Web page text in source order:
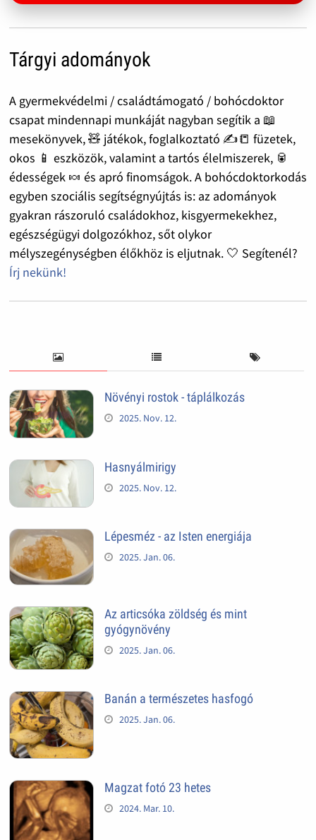
Tárgyi adományok
A gyermekvédelmi / családtámogató / bohócdoktor
csapat mindennapi munkáját nagyban segítik a 📖
mesekönyvek, 🧸 játékok, foglalkoztató ✍️📒 füzetek,
okos 📱 eszközök, valamint a tartós élelmiszerek, 🥫
édességek 🍬 és apró finomságok. A bohócdoktorkodás
egyben szociális segítségnyújtás is: az adományok
gyakran rászoruló családokhoz, kisgyermekekhez,
egészségügyi dolgozókhoz, sőt olykor
mélyszegénységben élőkhöz is eljutnak. 🤍 Segítenél?
Írj nekünk!
Növényi rostok - táplálkozás
2025. Nov. 12.
Hasnyálmirigy
2025. Nov. 12.
Lépesméz - az Isten energiája
2025. Jan. 06.
Az articsóka zöldség és mint
gyógynövény
2025. Jan. 06.
Banán a természetes hasfogó
2025. Jan. 06.
Magzat fotó 23 hetes
2024. Mar. 10.